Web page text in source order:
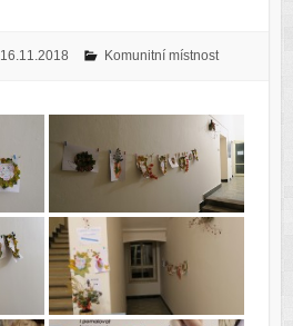
16.11.2018 Komunitní místnost